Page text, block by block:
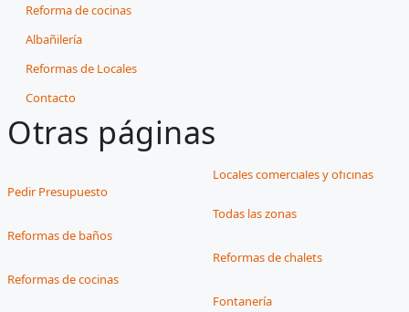
Reforma de cocinas
Albañilería
Reformas de Locales
Contacto
Otras páginas
Pedir Presupuesto
Reformas de baños
Reformas de cocinas
Locales comerciales y oficinas
Todas las zonas
Reformas de chalets
Fontanería